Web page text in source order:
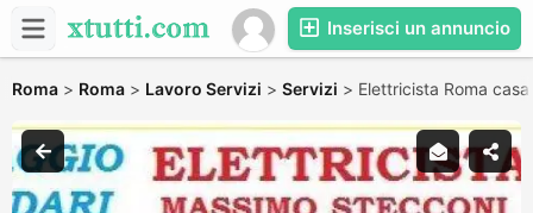
Inserisci un annuncio
Roma > Roma > Lavoro Servizi > Servizi > Elettricista Roma